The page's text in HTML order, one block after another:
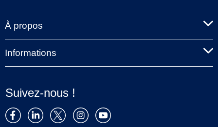
À propos
Informations
Suivez-nous !